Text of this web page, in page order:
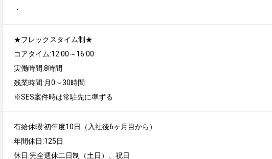
・
★フレックスタイム制★
コアタイム:12:00～16:00
実働時間:8時間
残業時間:月0～30時間
※SES案件時は常駐先に準ずる
有給休暇:初年度10日（入社後6ヶ月目から）
年間休日:125日
休日:完全週休二日制（土日）、祝日